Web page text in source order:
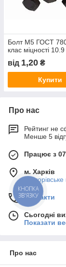
Болт М5 ГОСТ
клас міцності 10.9
від 1,20 ₴
Купити
Про нас
Рейтинг не
Менше 5
Працює з
м. Харків
Контакти
Сьогодні
Показати
Про нас
КНОПКА
ЗВ'ЯЗКУ